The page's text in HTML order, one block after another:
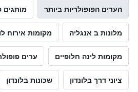
הערים הפופולריות ביותר מותגים
מלונות ב אנגליה מקומות אירוח
מקומות לינה חלופיים ערים
ציוני דרך בלונדון שכונות בלונדון